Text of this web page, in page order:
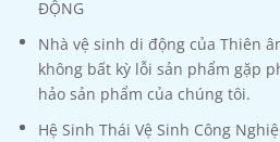
ĐỘNG
Nhà vệ sinh di động của Thiên
không bất kỳ lỗi sản phẩm gặp
hảo sản phẩm của chúng tôi.
Hệ Sinh Thái Vệ Sinh Công